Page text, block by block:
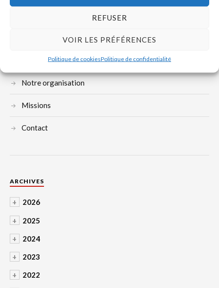
REFUSER
VOIR LES PRÉFÉRENCES
Politique de cookiesPolitique de confidentialité
Devenez adhérent
Biographie de Gustave Courbet
Notre organisation
Missions
Contact
ARCHIVES
+ 2026
+ 2025
+ 2024
+ 2023
+ 2022